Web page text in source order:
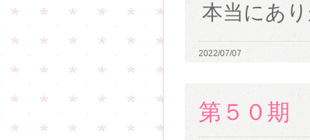
本当にあ
2022/07/07
第５０